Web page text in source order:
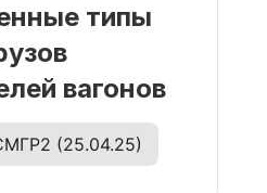
типы
вагонов
(25.04.25)